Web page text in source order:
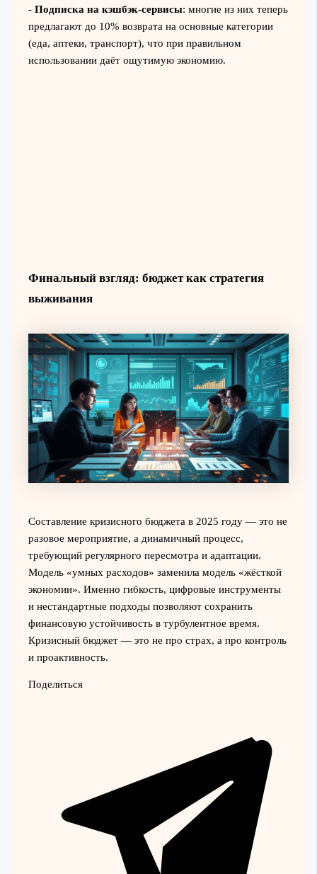
- Подписка на кэшбэк-сервисы: многие из них теперь
предлагают до 10% возврата на основные категории
(еда, аптеки, транспорт), что при правильном
использовании даёт ощутимую экономию.
Финальный взгляд: бюджет как стратегия
выживания
Составление кризисного бюджета в 2025 году — это не
разовое мероприятие, а динамичный процесс,
требующий регулярного пересмотра и адаптации.
Модель «умных расходов» заменила модель «жёсткой
экономии». Именно гибкость, цифровые инструменты
и нестандартные подходы позволяют сохранить
финансовую устойчивость в турбулентное время.
Кризисный бюджет — это не про страх, а про контроль
и проактивность.
Поделиться